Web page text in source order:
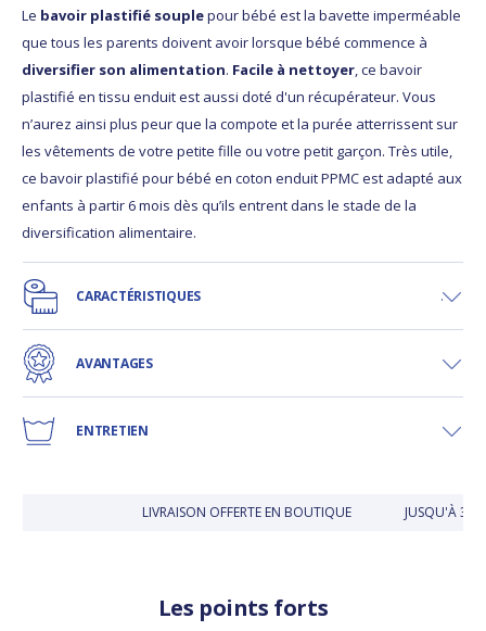
Le bavoir plastifié souplepour bébé est la bavette imperméable
que tous les parents doivent avoir lorsque bébé commence à
diversifier son alimentation. Facile à nettoyer, ce bavoir
plastifié en tissu enduit est aussi doté d'un récupérateur. Vous
n’aurez ainsi plus peur que la compote et la purée atterrissent sur
les vêtements de votre petite fille ou votre petit garçon. Très utile,
ce bavoir plastifié pour bébé en coton enduit PPMC est adapté aux
enfants à partir 6 mois dès qu’ils entrent dans le stade de la
diversification alimentaire.
CARACTÉRISTIQUES
AVANTAGES
ENTRETIEN
LIVRAISON OFFERTE EN BOUTIQUE JUSQU'À 30
Les points forts